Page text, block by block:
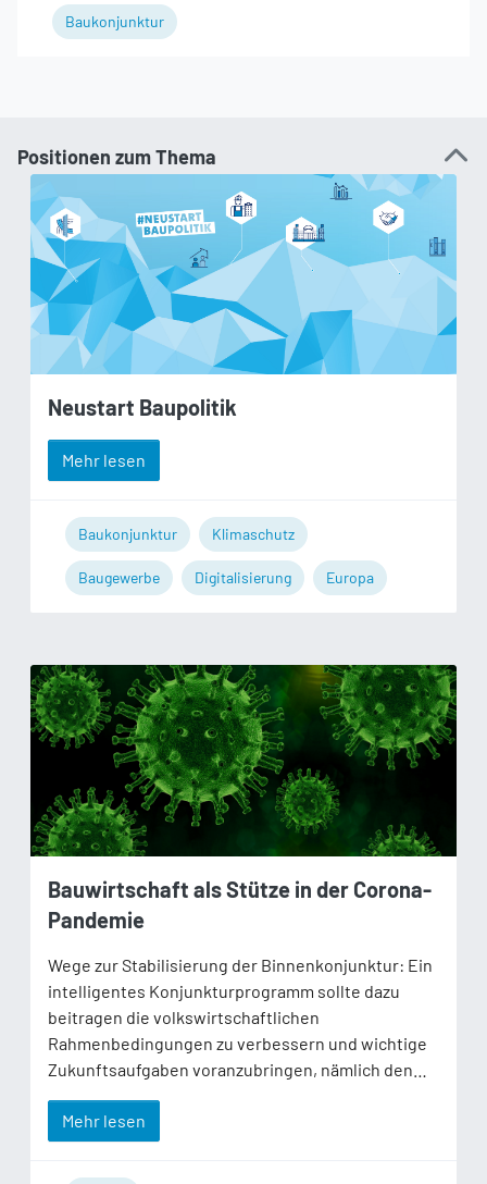
Baukonjunktur
Positionen zum Thema
Neustart Baupolitik
Mehr lesen
Baukonjunktur Klimaschutz
Baugewerbe Digitalisierung Europa
Bauwirtschaft als Stütze in der Corona-
Pandemie
Wege zur Stabilisierung der Binnenkonjunktur: Ein
intelligentes Konjunkturprogramm sollte dazu
beitragen die volkswirtschaftlichen
Rahmenbedingungen zu verbessern und wichtige
Zukunftsaufgaben voranzubringen, nämlich den…
Mehr lesen